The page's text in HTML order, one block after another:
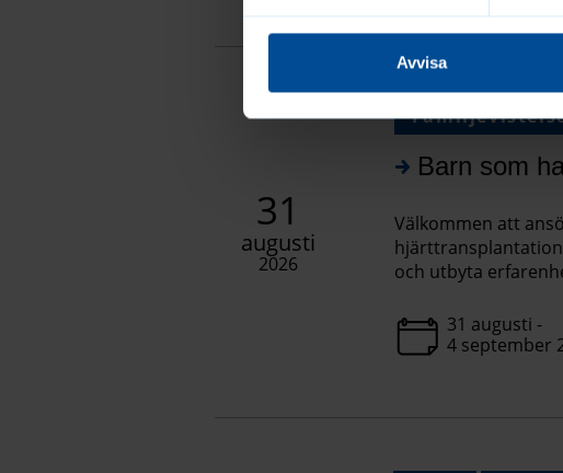
Avvisa
31
augusti
2026
Barn som
Välkommen att
och utbyta
31 augusti -
4 september